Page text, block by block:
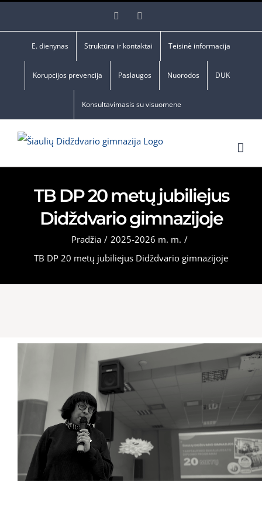
Facebook
E. dienynas Struktūra ir kontaktai Teisinė informacija
Korupcijos prevencija Paslaugos Nuorodos DUK
Konsultavimasis su visuomene
TB DP 20 metų jubiliejus
Didždvario gimnazijoje
Pradžia / 2025-2026 m. m. /
TB DP 20 metų jubiliejus Didždvario gimnazijoje